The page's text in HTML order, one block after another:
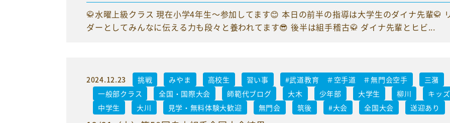
🥋水曜上級クラス 現在小学4年生〜参加してます😊 本日の前半の指導は大学生のダイナ先輩🥋
ダーとしてみんなに伝える力も段々と養われてます😎 後半は組手稽古🥋 ダイナ先輩とヒビ...
2024.12.23 挑戦 みやま 高校生 習い事 #武道教育 ＃空手道 ＃無門会空手
三潴
一般部クラス
全国・国際大会 師範代ブログ 大木 少年部 大学生 柳川
キッズ
中学生
大川 見学・無料体験大歓迎 無門会 筑後 #大会 全国大会 送迎あり